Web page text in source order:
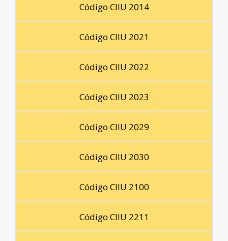
Código CIIU 2014
Código CIIU 2021
Código CIIU 2022
Código CIIU 2023
Código CIIU 2029
Código CIIU 2030
Código CIIU 2100
Código CIIU 2211